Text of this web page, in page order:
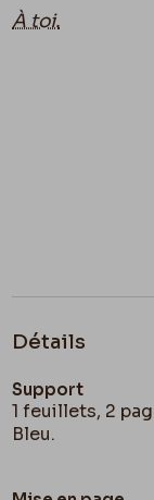
À toi.
Détails
Support
1 feuillets, 2
Bleu.